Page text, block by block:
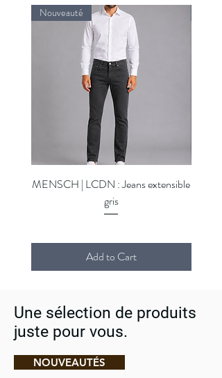
Nouveauté
MENSCH | LCDN : Jeans extensible
gris
Add to Cart
Une sélection de produits
juste pour vous.
NOUVEAUTÉS